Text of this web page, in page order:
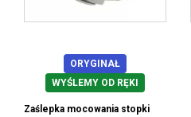
ORYGINAŁ
WYŚLEMY OD RĘKI
Zaślepka mocowania stopki